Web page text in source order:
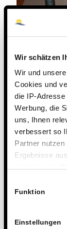
Wir schätzen
Wir und
Cookies und
die IP-
Werbung, die
uns, Ihnen
verbessert so
Partner nutzen
Ergebnisse
Technologien.
Funktion
Einstellungen